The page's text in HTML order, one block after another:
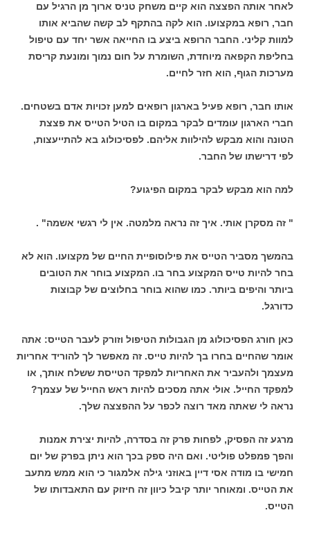
לאחר אותה הפצצה הוא קיים משחק טניס ארוך מן הרגיל עם
חבר, רופא במקצועו. הוא לקה בהתקף לב קשה שהביא אותו
למוות קליני. החבר הרופא ביצע בו החייאה אשר יחד עם טיפול
בחליפת הקפאה מיוחדת, השומרת על חום נמוך ומונעת קריסת
מערכות הגוף, הוא חזר לחיים.
אותו חבר, רופא פעיל בארגון רופאים למען זכויות אדם בשטחים.
חברי הארגון עומדים לבקר במקום בו הטיל הטייס את פצצת
הטונה והוא מבקש להילוות אליהם. לפסיכולוג בא להתייעצות,
לפי דרישתו של החבר.
למה הוא מבקש לבקר במקום הפיגוע?
" זה מסקרן אותי. איך זה נראה מלמטה. אין לי רגשי אשמה" .
בהמשך מסביר הטייס את פילוסופיית החיים של מקצועו. הוא לא
בחר להיות טייס המקצוע בחר בו. המקצוע בוחר את הטובים
ביותר והיפים ביותר. כמו שהוא בוחר בחלוצים של קבוצות
כדורגל.
כאן חורג הפסיכולוג מן הגבולות הטיפול וזורק לעבר הטייס: אתה
אומר שהחיים בחרו בך להיות טייס. זה מאפשר לך להוריד אחריות
מעצמך ולהעביר את האחריות למפקד הטייסת ששלח אותך, או
למפקד החייל. אולי אתה מסכים להיות ראש החייל של עצמך?
נראה לי שאתה מאד רוצה לכפר על ההפצצה שלך.
מרגע זה הפסיק, לפחות פרק זה בסדרה, להיות יצירת אמנות
והפך פמפלט פוליטי. ואם היה ספק בכך הוא ניתן בפרק של יום
חמישי בו מודה אסי דיין באוזני גילה אלמגור כי הוא ממש מתעב
את הטייס. ומאוחר יותר קיבל כיוון זה חיזוק עם התאבדותו של
הטייס.